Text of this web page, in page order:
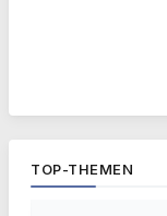
TOP-THEMEN